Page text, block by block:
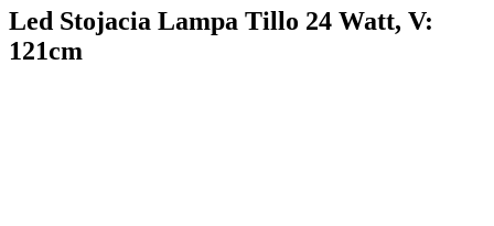
Led Stojacia Lampa Tillo 24 Watt, V:
121cm